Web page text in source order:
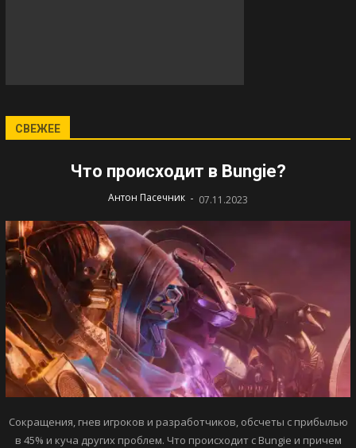
СВЕЖЕЕ
Что происходит в Bungie?
Антон Пасечник - 07.11.2023
Сокращения, гнев игроков и разработчиков, обсчеты с прибылью
в 45% и куча других проблем. Что происходит с Bungie и причем